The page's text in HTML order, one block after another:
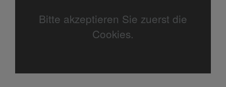
Bitte akzeptieren Sie zuerst die
Cookies.